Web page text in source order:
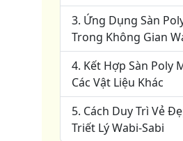
3. Ứng Dụng Sàn
Trong Không Gian
4. Kết Hợp Sàn Poly
Các Vật Liệu Khác
5. Cách Duy Trì Vẻ
Triết Lý Wabi-Sabi